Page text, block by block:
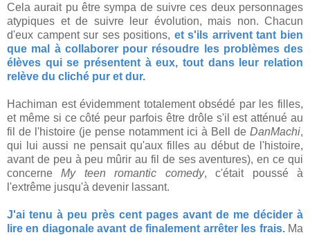
Cela aurait pu être sympa de suivre ces deux personnages
atypiques et de suivre leur évolution, mais non. Chacun
d'eux campent sur ses positions, et s'ils arrivent tant bien
que mal à collaborer pour résoudre les problèmes des
élèves qui se présentent à eux, tout dans leur relation
relève du cliché pur et dur.
Hachiman est évidemment totalement obsédé par les filles,
et même si ce côté peur parfois être drôle s'il est atténué au
fil de l'histoire (je pense notamment ici à Bell de DanMachi,
qui lui aussi ne pensait qu'aux filles au début de l'histoire,
avant de peu à peu mûrir au fil de ses aventures), en ce qui
concerneMy teen romantic comedy, c'était poussé à
l'extrême jusqu'à devenir lassant.
J'ai tenu à peu près cent pages avant de me décider à
lire en diagonale avant de finalement arrêter les frais.Ma